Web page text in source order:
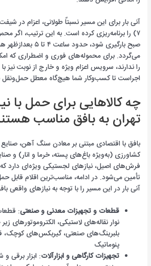
صبح بارگیری شود،
می‌گردد. برای محموله‌های فوری و اضطراری که
را ندارند، سرویس اعزام ویژه و خارج از نوبت نیز
اجراست تا کسب‌وکار شما هیچ‌گاه معطل حمل‌ونقل
چه کالاهایی برای حمل با
تهران به بافق مناسب
بافق با اقتصادی مبتنی بر معادن سنگ آهن، صنایع
کشاورزی (به‌ویژه باغ‌های پسته، خرما و انار) و
فرش‌های اصیل، نیازهای لجستیکی ویژه‌ای دارد که
تأمین می‌شود. در ادامه، مناسب‌ترین اقلام قابل
آنی بار در این مسیر را با توجه به نیازهای واقعی
قطعات و تجهیزات معدنی و صنعتی:
بلبرینگ‌های صنعتی، گیربکس‌های
پنوماتیک
تجهیزات کارگاهی و ابزارآلات: ابزار برقی